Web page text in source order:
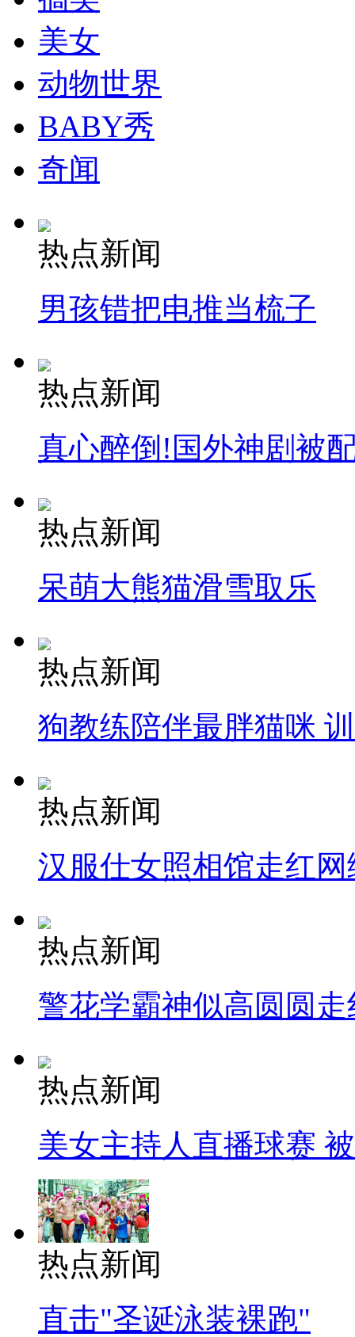
美女
动物世界
BABY秀
奇闻
热点新闻
男孩错把电推当梳子
热点新闻
真心醉倒!国外神剧被
热点新闻
呆萌大熊猫滑雪取乐
热点新闻
狗教练陪伴最胖猫咪
热点新闻
汉服仕女照相馆走红网
热点新闻
警花学霸神似高圆圆走
热点新闻
美女主持人直播球赛
热点新闻
直击"圣诞泳装裸跑"